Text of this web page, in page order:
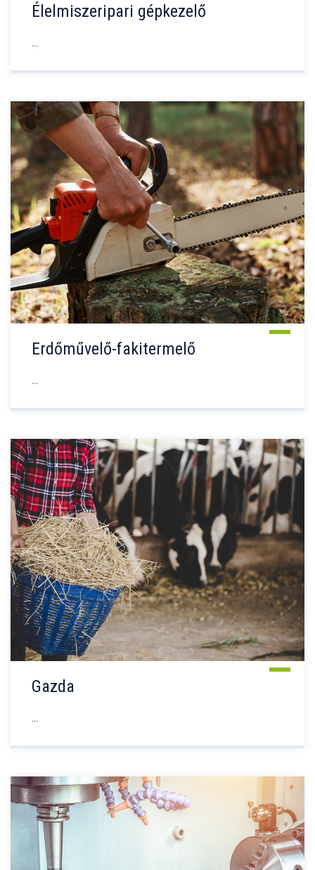
Élelmiszeripari gépkezelő
...
Erdőművelő-fakitermelő
...
Gazda
...